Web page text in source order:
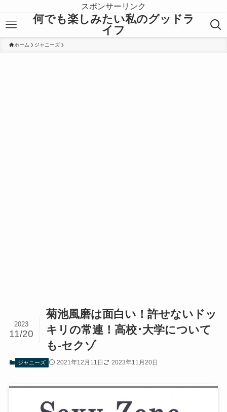
スポンサーリンク
何でも楽しみたい私のグッドラ
イフ
ホーム ジャニーズ
菊池風磨は面白い！許せないドッ
キリの常連！高校･大学について
も-セクゾ
2023
11/20
ジャニーズ 2021年12月11日 2023年11月20日